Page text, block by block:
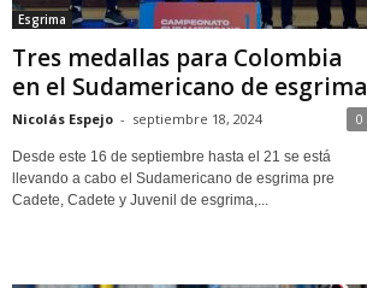
Esgrima
Tres medallas para Colombia
en el Sudamericano de esgrima
Nicolás Espejo - septiembre 18, 2024 0
Desde este 16 de septiembre hasta el 21 se está
llevando a cabo el Sudamericano de esgrima pre
Cadete, Cadete y Juvenil de esgrima,...